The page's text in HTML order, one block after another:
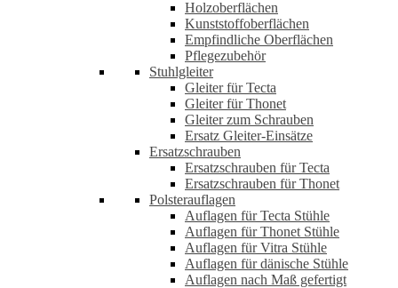
Holzoberflächen
Kunststoffoberflächen
Empfindliche Oberflächen
Pflegezubehör
Stuhlgleiter
Gleiter für Tecta
Gleiter für Thonet
Gleiter zum Schrauben
Ersatz Gleiter-Einsätze
Ersatzschrauben
Ersatzschrauben für Tecta
Ersatzschrauben für Thonet
Polsterauflagen
Auflagen für Tecta Stühle
Auflagen für Thonet Stühle
Auflagen für Vitra Stühle
Auflagen für dänische Stühle
Auflagen nach Maß gefertigt